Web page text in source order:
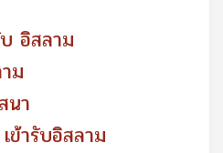
อิสลาม
ม
นา
ข้ารับอิสลาม